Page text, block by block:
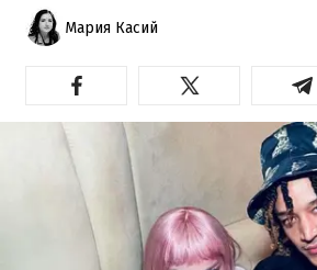
Мария Касий